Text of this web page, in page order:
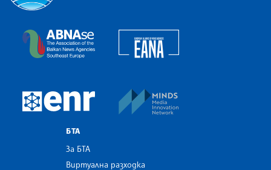
The Assocoation of the Balkan News Agencies
European Newsroom
БТА
За БТА
Виртуална разходка